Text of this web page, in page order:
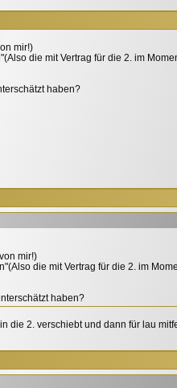
mir!)
die mit Vertrag für die 2. im
haben?
mir!)
die mit Vertrag für die 2. im
haben?
die 2. verschiebt und dann für lau